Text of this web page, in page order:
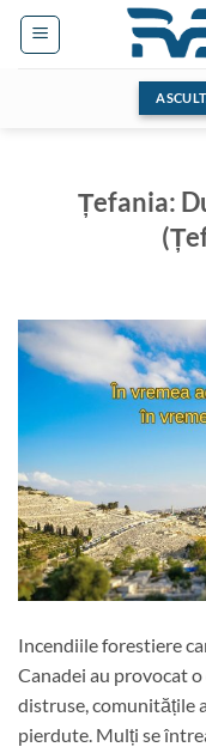
Skip
Țefania:
Incendiile forestiere
Canadei au provocat
distruse, comunitățile
pierdute. Mulți se